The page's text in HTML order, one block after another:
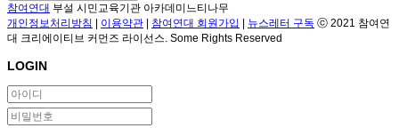
참여연대 부설 시민교육기관 아카데미느티나무
개인정보처리방침 | 이용약관 | 참여연대 회원가입 | 뉴스레터 구독 ⓒ 2021 참여연
대 크리에이티브 커먼즈 라이선스. Some Rights Reserved
LOGIN